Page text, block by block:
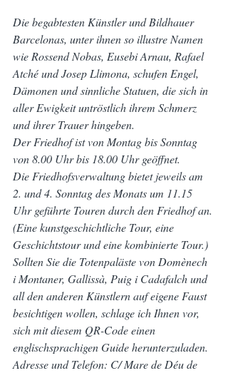
Die begabtesten Künstler und Bildhauer
Barcelonas, unter ihnen so illustre Namen
wie Rossend Nobas, Eusebi Arnau, Rafael
Atché und Josep Llimona, schufen Engel,
Dämonen und sinnliche Statuen, die sich in
aller Ewigkeit untröstlich ihrem Schmerz
und ihrer Trauer hingeben.
Der Friedhof ist von Montag bis Sonntag
von 8.00 Uhr bis 18.00 Uhr geöffnet.
Die Friedhofsverwaltung bietet jeweils am
2. und 4. Sonntag des Monats um 11.15
Uhr geführte Touren durch den Friedhof an.
(Eine kunstgeschichtliche Tour, eine
Geschichtstour und eine kombinierte Tour.)
Sollten Sie die Totenpaläste von Domènech
i Montaner, Gallissà, Puig i Cadafalch und
all den anderen Künstlern auf eigene Faust
besichtigen wollen, schlage ich Ihnen vor,
sich mit diesem QR-Code einen
englischsprachigen Guide herunterzuladen.
Adresse und Telefon: C/ Mare de Déu de